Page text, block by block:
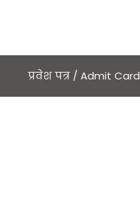
प्रवेश पत्र / Admit Card